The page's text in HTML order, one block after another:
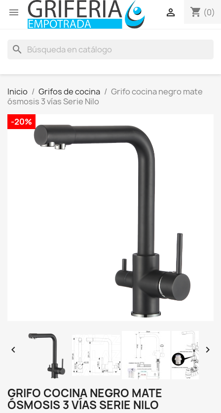
 shopping_cart (0)

search
Inicio Grifos de cocina
Grifo cocina negro mate
ósmosis 3 vías Serie Nilo
-20%
 
GRIFO COCINA NEGRO MATE
ÓSMOSIS 3 VÍAS SERIE NILO